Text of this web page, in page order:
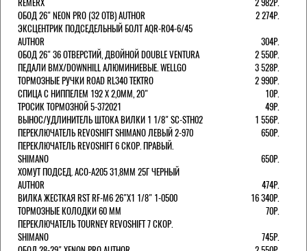
ОБОД 26" NEON PRO (32 ОТВ) AUTHOR
2 274Р.
ЭКСЦЕНТРИК ПОДСЕДЕЛЬНЫЙ БОЛТ AQR-R04-6/45
AUTHOR
304Р.
ОБОД 26" 36 ОТВЕРСТИЙ, ДВОЙНОЙ DOUBLE VENTURA
2 550Р.
ПЕДАЛИ BMX/DOWNHILL АЛЮМИНИЕВЫЕ. WELLGO
3 528Р.
ТОРМОЗНЫЕ РУЧКИ ROAD RL340 TEKTRO
2 990Р.
СПИЦА С НИППЕЛЕМ 192 Х 2,0ММ, 20"
10Р.
ТРОСИК ТОРМОЗНОЙ 5-372021
49Р.
ВЫНОС/УДЛИНИТЕЛЬ ШТОКА ВИЛКИ 1 1/8" SC-STH02
1 556Р.
ПЕРЕКЛЮЧАТЕЛЬ REVOSHIFT SHIMANO ЛЕВЫЙ 2-970
650Р.
ПЕРЕКЛЮЧАТЕЛЬ REVOSHIFT 6 СКОР. ПРАВЫЙ.
SHIMANO
650Р.
ХОМУТ ПОДСЕД. ACO-A205 31,8ММ 25Г ЧЕРНЫЙ
AUTHOR
474Р.
ВИЛКА ЖЕСТКАЯ RST RF-M6 26"Х1 1/8" 1-0500
16 340Р.
ТОРМОЗНЫЕ КОЛОДКИ 60 ММ
70Р.
ПЕРЕКЛЮЧАТЕЛЬ TOURNEY REVOSHIFT 7 СКОР.
SHIMANO
745Р.